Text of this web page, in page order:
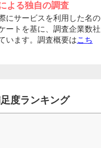
よる独自の調査
にサービスを利用した名の
ートを基に、調査企業数社
います。調査概要はこち
度ランキング